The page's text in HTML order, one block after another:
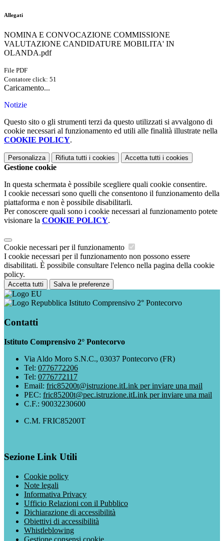
Allegati
NOMINA E CONVOCAZIONE COMMISSIONE
VALUTAZIONE CANDIDATURE MOBILITA' IN
OLANDA.pdf
File PDF
Contatore click: 51
Caricamento...
Notizie
Questo sito o gli strumenti terzi da questo utilizzati si avvalgono di
cookie necessari al funzionamento ed utili alle finalità illustrate nella
COOKIE POLICY.
Personalizza Rifiuta tutti i cookies Accetta tutti i cookies
Gestione cookie
In questa schermata è possibile scegliere quali cookie consentire.
I cookie necessari sono quelli che consentono il funzionamento della
piattaforma e non è possibile disabilitarli.
Per conoscere quali sono i cookie necessari al funzionamento potete
visionare la COOKIE POLICY.
Cookie necessari per il funzionamento
I cookie necessari per il funzionamento non possono essere
disabilitati. È possibile consultare l'elenco nella pagina della cookie
policy.
Accetta tutti Salva le preferenze
Istituto Comprensivo 2° Pontecorvo
Contatti
Istituto Comprensivo 2° Pontecorvo
Via Aldo Moro S.N.C., 03037 Pontecorvo (FR)
Tel: 0776772206
Tel: 0776772117
Email: fric85200t@istruzione.itLink per inviare una mail
PEC: fric85200t@pec.istruzione.itLink per inviare una mail
C.F.: 90032230600
C.M. FRIC85200T
Sezione Link Utili
Cookie policy
Note legali
Informativa Privacy
Ufficio Relazioni con il Pubblico
Dichiarazione di accessibilità
Obiettivi di accessibilità
Whistleblowing
Gestione consensi cookie